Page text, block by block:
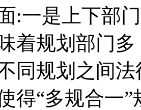
:一是上下部
着规划部门
同规划之间
得“多规合一